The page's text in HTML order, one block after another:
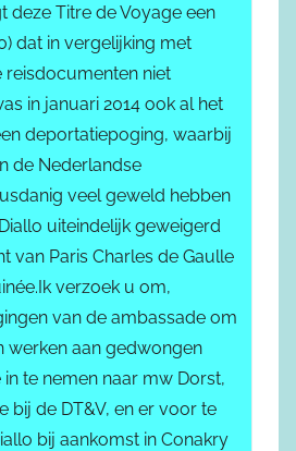
deze Titre de Voyage een
dat in vergelijking met
niet
in januari 2014 ook al het
deportatiepoging, waarbij
de Nederlandse
veel geweld hebben
uiteindelijk geweigerd
van Paris Charles de Gaulle
verzoek u om,
van de ambassade om
werken aan gedwongen
te nemen naar mw Dorst,
bij de DT&V, en er voor te
bij aankomst in Conakry